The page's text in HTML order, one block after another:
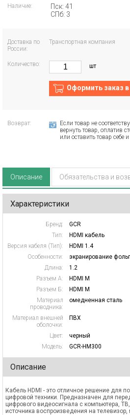
Наличие:
Пск: 41
СПб: 3
Доставка по
России:
Транспортная компания
Количество: шт
Оформить заказ в
Возврат:
Если товар не
вернуть товар, оплатив
или оставить товар себе
Описание Обязательства и
Характеристики
Бренд:
GCR
Тип:
HDMI кабель
Версия кабеля (Тип):
HDMI 1.4
Особенности:
экранирование
Длина:
1.2
Разъем А:
HDMI M
Разъем Б:
HDMI M
Материал
проводника:
омедненная сталь
Материал внешней
оболочки:
ПВХ
Цвет:
черный
Модель:
GCR-HM300
Описание
Кабель HDMI - это отличное решение для
цифровой техники. Предназначен для
цифрового видеосигнала с компьютера,
источника воспроизведения на телевизор,